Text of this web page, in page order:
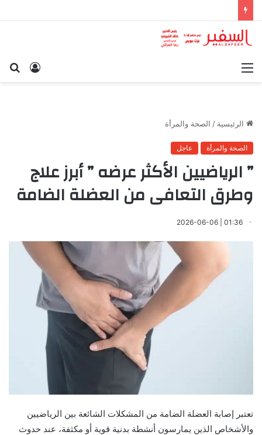
تسجيل
الرئيسية / الصحة والمرأة
الصحة والمرأة عاجل
” الرياضيين الأكثر عرضه ” أبرز علاج
وطرق التعافى من العضلة الضامة
تعتبر إصابة العضلة الضامة من المشكلات الشائعة بين الرياضيين
والأشخاص الذين يمارسون أنشطة بدنية قوية أو مكثفة، عند حدوث